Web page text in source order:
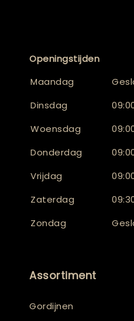
Openingstijden
Maandag
Dinsdag
Woensdag
Donderdag
Vrijdag
Zaterdag
Zondag
Assortiment
Gordijnen